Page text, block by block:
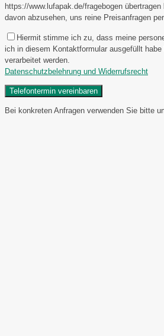
https://www.lufapak.de/fragebogen
davon abzusehen, uns reine Preisanfragen
Hiermit stimme ich zu, dass meine
ich in diesem Kontaktformular ausgefüllt habe
verarbeitet werden.
Datenschutzbelehrung und Widerrufsrecht
Bei konkreten Anfragen verwenden Sie bitte